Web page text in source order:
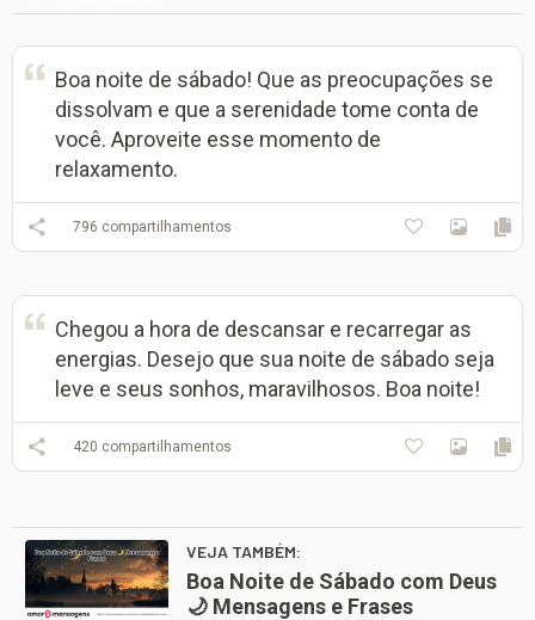
Boa noite de sábado! Que as preocupações se
dissolvam e que a serenidade tome conta de
você. Aproveite esse momento de
relaxamento.
796 compartilhamentos
Chegou a hora de descansar e recarregar as
energias. Desejo que sua noite de sábado seja
leve e seus sonhos, maravilhosos. Boa noite!
420 compartilhamentos
VEJA TAMBÉM:
Boa Noite de Sábado com Deus
🌙 Mensagens e Frases